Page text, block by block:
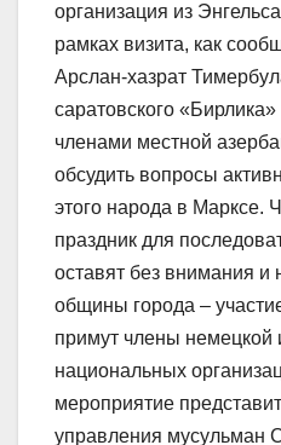
организация из
рамках визита, как
Арслан-хазрат
саратовского
членами местной
обсудить вопросы
этого народа в Марксе.
праздник для
оставят без внимания и
общины города –
примут члены немецкой
национальных
мероприятие
управления мусульман